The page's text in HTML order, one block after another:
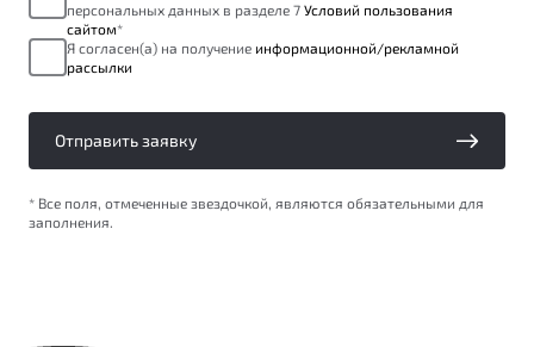
Универсальный кроссовер
Обзор В наличии
Запись на сервис
Калькулятор ТО
Клиентская поддержка
персональных данных в разделе 7 Условий пользования
сайтом*
Я согласен(а) на получение информационной/рекламной
рассылки
Отправить заявку
* Все поля, отмеченные звездочкой, являются обязательными для
заполнения.